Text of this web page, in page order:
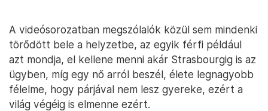
A videósorozatban megszólalók közül sem mindenki
törődött bele a helyzetbe, az egyik férfi például
azt mondja, el kellene menni akár Strasbourgig is az
ügyben, míg egy nő arról beszél, élete legnagyobb
félelme, hogy párjával nem lesz gyereke, ezért a
világ végéig is elmenne ezért.